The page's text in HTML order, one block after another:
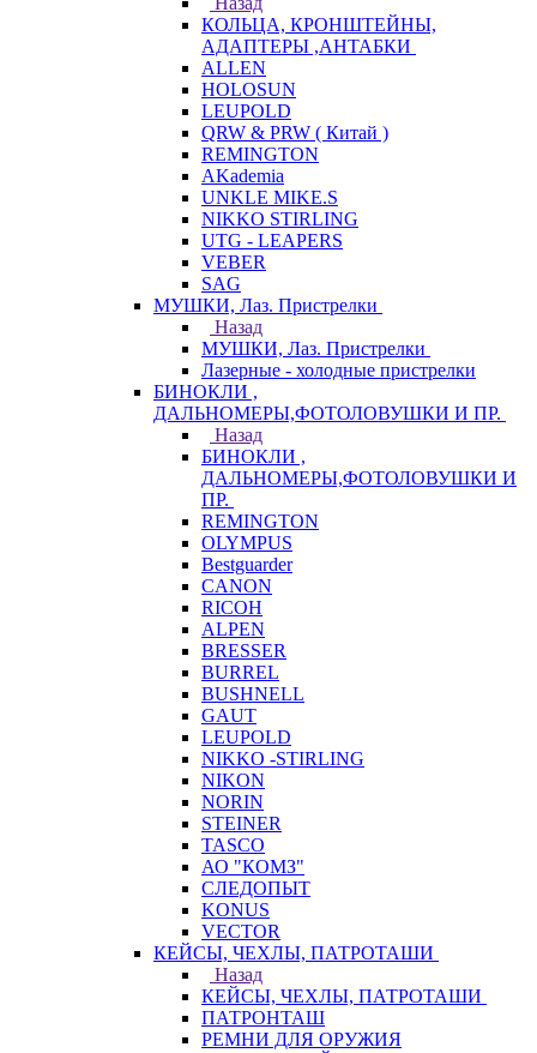
КОЛЬЦА, КРОНШТЕЙНЫ,
АДАПТЕРЫ ,АНТАБКИ
ALLEN
HOLOSUN
LEUPOLD
QRW & PRW ( Китай )
REMINGTON
AKademia
UNKLE MIKE.S
NIKKO STIRLING
UTG - LEAPERS
VEBER
SAG
МУШКИ, Лаз. Пристрелки
Назад
МУШКИ, Лаз. Пристрелки
Лазерные - холодные пристрелки
БИНОКЛИ ,
ДАЛЬНОМЕРЫ,ФОТОЛОВУШКИ И ПР.
Назад
БИНОКЛИ ,
ДАЛЬНОМЕРЫ,ФОТОЛОВУШКИ И
ПР.
REMINGTON
OLYMPUS
Bestguarder
CANON
RICOH
ALPEN
BRESSER
BURREL
BUSHNELL
GAUT
LEUPOLD
NIKKO -STIRLING
NIKON
NORIN
STEINER
TASCO
АО "КОМЗ"
СЛЕДОПЫТ
KONUS
VECTOR
КЕЙСЫ, ЧЕХЛЫ, ПАТРОТАШИ
Назад
КЕЙСЫ, ЧЕХЛЫ, ПАТРОТАШИ
ПАТРОНТАШ
РЕМНИ ДЛЯ ОРУЖИЯ